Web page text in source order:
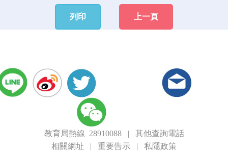
列印 上一頁
教育局熱線 28910088| 其他查詢電話
相關網址 | 重要告示 | 私隱政策